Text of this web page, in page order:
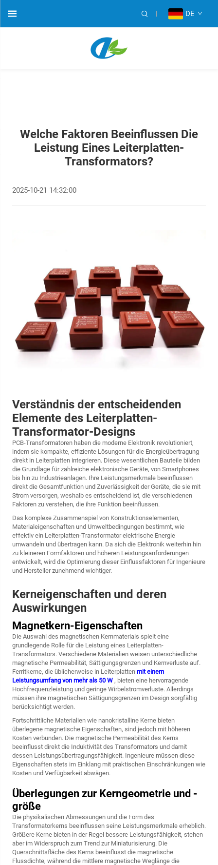
DE
Welche Faktoren Beeinflussen Die
Leistung Eines Leiterplatten-
Transformators?
2025-10-21 14:32:00
Verständnis der entscheidenden
Elemente des Leiterplatten-
Transformator-Designs
PCB-Transformatoren haben die moderne Elektronik revolutioniert,
indem sie kompakte, effiziente Lösungen für die Energieübertragung
direkt in Leiterplatten integrieren. Diese wesentlichen Bauteile bilden
die Grundlage für zahlreiche elektronische Geräte, von Smartphones
bis hin zu Industrieanlagen. Ihre Leistungsmerkmale beeinflussen
direkt die Gesamtfunktion und Zuverlässigkeit der Geräte, die sie mit
Strom versorgen, weshalb es entscheidend ist, die verschiedenen
Faktoren zu verstehen, die ihre Funktion beeinflussen.
Das komplexe Zusammenspiel von Konstruktionselementen,
Materialeigenschaften und Umweltbedingungen bestimmt, wie
effektiv ein Leiterplatten-Transformator elektrische Energie
umwandeln und übertragen kann. Da sich die Elektronik weiterhin hin
zu kleineren Formfaktoren und höheren Leistungsanforderungen
entwickelt, wird die Optimierung dieser Einflussfaktoren für Ingenieure
und Hersteller zunehmend wichtiger.
Kerneigenschaften und deren
Auswirkungen
Magnetkern-Eigenschaften
Die Auswahl des magnetischen Kernmaterials spielt eine
grundlegende Rolle für die Leistung eines Leiterplatten-
Transformators. Verschiedene Materialien weisen unterschiedliche
magnetische Permeabilität, Sättigungsgrenzen und Kernverluste auf.
Ferritkerne, die üblicherweise in Leiterplatten mit einem
Leistungsumfang von mehr als 50 W , bieten eine hervorragende
Hochfrequenzleistung und geringe Wirbelstromverluste. Allerdings
müssen ihre magnetischen Sättigungsgrenzen im Design sorgfältig
berücksichtigt werden.
Fortschrittliche Materialien wie nanokristalline Kerne bieten
überlegene magnetische Eigenschaften, sind jedoch mit höheren
Kosten verbunden. Die magnetische Permeabilität des Kerns
beeinflusst direkt die Induktivität des Transformators und damit
dessen Leistungsübertragungsfähigkeit. Ingenieure müssen diese
Eigenschaften stets im Einklang mit praktischen Einschränkungen wie
Kosten und Verfügbarkeit abwägen.
Überlegungen zur Kerngeometrie und -
größe
Die physikalischen Abmessungen und die Form des
Transformatorkerns beeinflussen seine Leistungsmerkmale erheblich.
Größere Kerne bieten in der Regel bessere Leistungsfähigkeit, stehen
aber im Widerspruch zum Trend zur Miniaturisierung. Die
Querschnittsfläche des Kerns beeinflusst die magnetische
Flussdichte, während die mittlere magnetische Weglänge die